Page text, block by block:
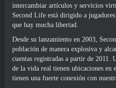
intercambiar artículos y servicios
Second Life está dirigido a
que hay mucha libertad.
Desde su lanzamiento en 2003,
población de manera explosiva y
cuentas registradas a partir de 2011.
de la vida real tienen ubicaciones en
tienen una fuerte conexión con